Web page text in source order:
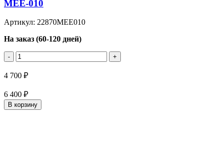
MEE-010
Артикул: 22870MEE010
На заказ (60-120 дней)
- +
4 700 ₽
6 400 ₽
В корзину